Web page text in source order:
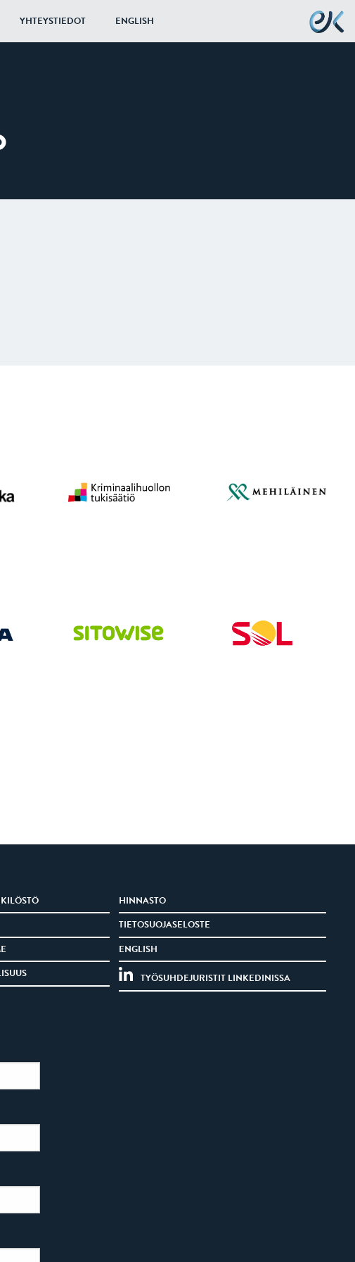
YHTEYSTIEDOT ENGLISH
HINNASTO
TIETOSUOJASELOSTE
ENGLISH
TYÖSUHDEJURISTIT LINKEDINISSA